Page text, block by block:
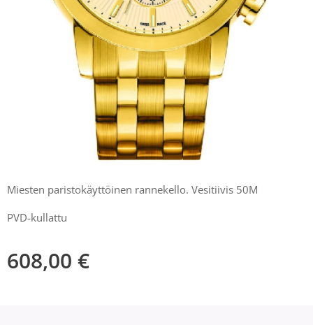
Miesten paristokäyttöinen rannekello. Vesitiivis 50M
PVD-kullattu
608,00 €